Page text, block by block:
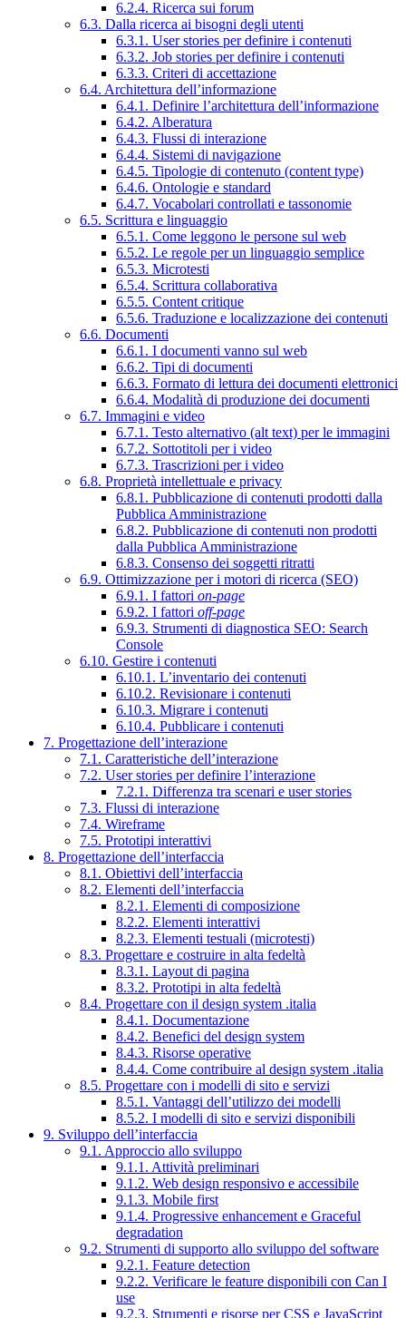
6.2.4. Ricerca sui forum
6.3. Dalla ricerca ai bisogni degli utenti
6.3.1. User stories per definire i contenuti
6.3.2. Job stories per definire i contenuti
6.3.3. Criteri di accettazione
6.4. Architettura dell’informazione
6.4.1. Definire l’architettura dell’informazione
6.4.2. Alberatura
6.4.3. Flussi di interazione
6.4.4. Sistemi di navigazione
6.4.5. Tipologie di contenuto (content type)
6.4.6. Ontologie e standard
6.4.7. Vocabolari controllati e tassonomie
6.5. Scrittura e linguaggio
6.5.1. Come leggono le persone sul web
6.5.2. Le regole per un linguaggio semplice
6.5.3. Microtesti
6.5.4. Scrittura collaborativa
6.5.5. Content critique
6.5.6. Traduzione e localizzazione dei contenuti
6.6. Documenti
6.6.1. I documenti vanno sul web
6.6.2. Tipi di documenti
6.6.3. Formato di lettura dei documenti elettronici
6.6.4. Modalità di produzione dei documenti
6.7. Immagini e video
6.7.1. Testo alternativo (alt text) per le immagini
6.7.2. Sottotitoli per i video
6.7.3. Trascrizioni per i video
6.8. Proprietà intellettuale e privacy
6.8.1. Pubblicazione di contenuti prodotti dalla
Pubblica Amministrazione
6.8.2. Pubblicazione di contenuti non prodotti
dalla Pubblica Amministrazione
6.8.3. Consenso dei soggetti ritratti
6.9. Ottimizzazione per i motori di ricerca (SEO)
6.9.1. I fattori on-page
6.9.2. I fattori off-page
6.9.3. Strumenti di diagnostica SEO: Search
Console
6.10. Gestire i contenuti
6.10.1. L’inventario dei contenuti
6.10.2. Revisionare i contenuti
6.10.3. Migrare i contenuti
6.10.4. Pubblicare i contenuti
7. Progettazione dell’interazione
7.1. Caratteristiche dell’interazione
7.2. User stories per definire l’interazione
7.2.1. Differenza tra scenari e user stories
7.3. Flussi di interazione
7.4. Wireframe
7.5. Prototipi interattivi
8. Progettazione dell’interfaccia
8.1. Obiettivi dell’interfaccia
8.2. Elementi dell’interfaccia
8.2.1. Elementi di composizione
8.2.2. Elementi interattivi
8.2.3. Elementi testuali (microtesti)
8.3. Progettare e costruire in alta fedeltà
8.3.1. Layout di pagina
8.3.2. Prototipi in alta fedeltà
8.4. Progettare con il design system .italia
8.4.1. Documentazione
8.4.2. Benefici del design system
8.4.3. Risorse operative
8.4.4. Come contribuire al design system .italia
8.5. Progettare con i modelli di sito e servizi
8.5.1. Vantaggi dell’utilizzo dei modelli
8.5.2. I modelli di sito e servizi disponibili
9. Sviluppo dell’interfaccia
9.1. Approccio allo sviluppo
9.1.1. Attività preliminari
9.1.2. Web design responsivo e accessibile
9.1.3. Mobile first
9.1.4. Progressive enhancement e Graceful
degradation
9.2. Strumenti di supporto allo sviluppo del software
9.2.1. Feature detection
9.2.2. Verificare le feature disponibili con Can I
use
9.2.3. Strumenti e risorse per CSS e JavaScript